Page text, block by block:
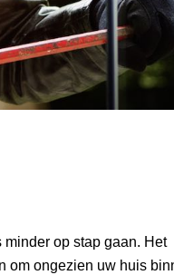
op stap gaan. Het
om ongezien uw huis